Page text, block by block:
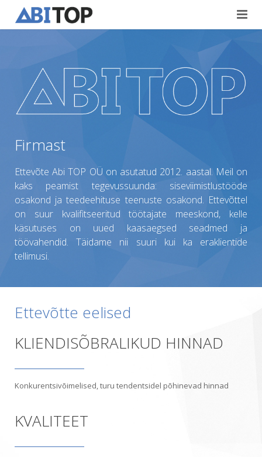
Teenused
Viimistlustööd
Projektid
Vabad töökohad
Blogi
Eesti
English
Firmast
Ettevõte Abi TOP OÜ оn asutatud 2012. aastal. Meil on
kaks peamist tegevussuunda: siseviimistlustööde
osakond ja teedeehituse teenuste osakond. Ettevõttel
on suur kvalifitseeritud töötajate meeskond, kelle
käsutuses on uued kaasaegsed seadmed ja
töövahendid. Täidame nii suuri kui ka eraklientide
tellimusi.
Ettevõtte eelised
KLIENDISÕBRALIKUD HINNAD
Konkurentsivõimelised, turu tendentsidel põhinevad hinnad
KVALITEET